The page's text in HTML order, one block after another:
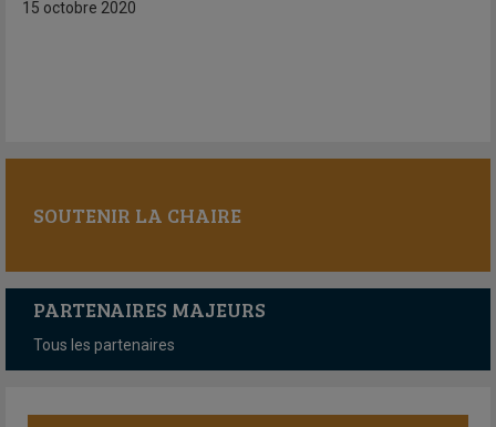
15 octobre 2020
SOUTENIR LA CHAIRE
PARTENAIRES MAJEURS
Tous les partenaires